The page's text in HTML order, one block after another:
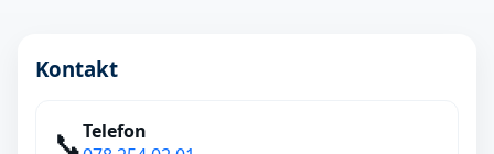
Kontakt
📞Telefon